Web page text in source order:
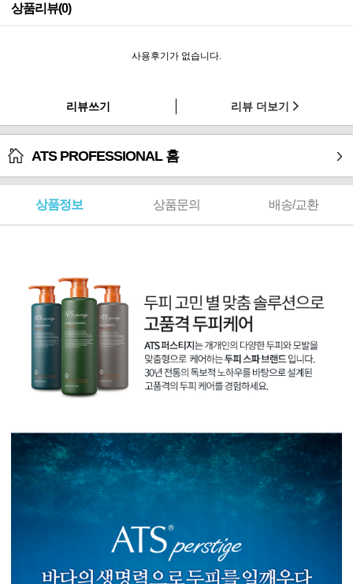
상품리뷰(0)
사용후기가 없습니다.
리뷰쓰기 리뷰 더보기
ATS PROFESSIONAL 홈
상품정보 상품문의 배송/교환